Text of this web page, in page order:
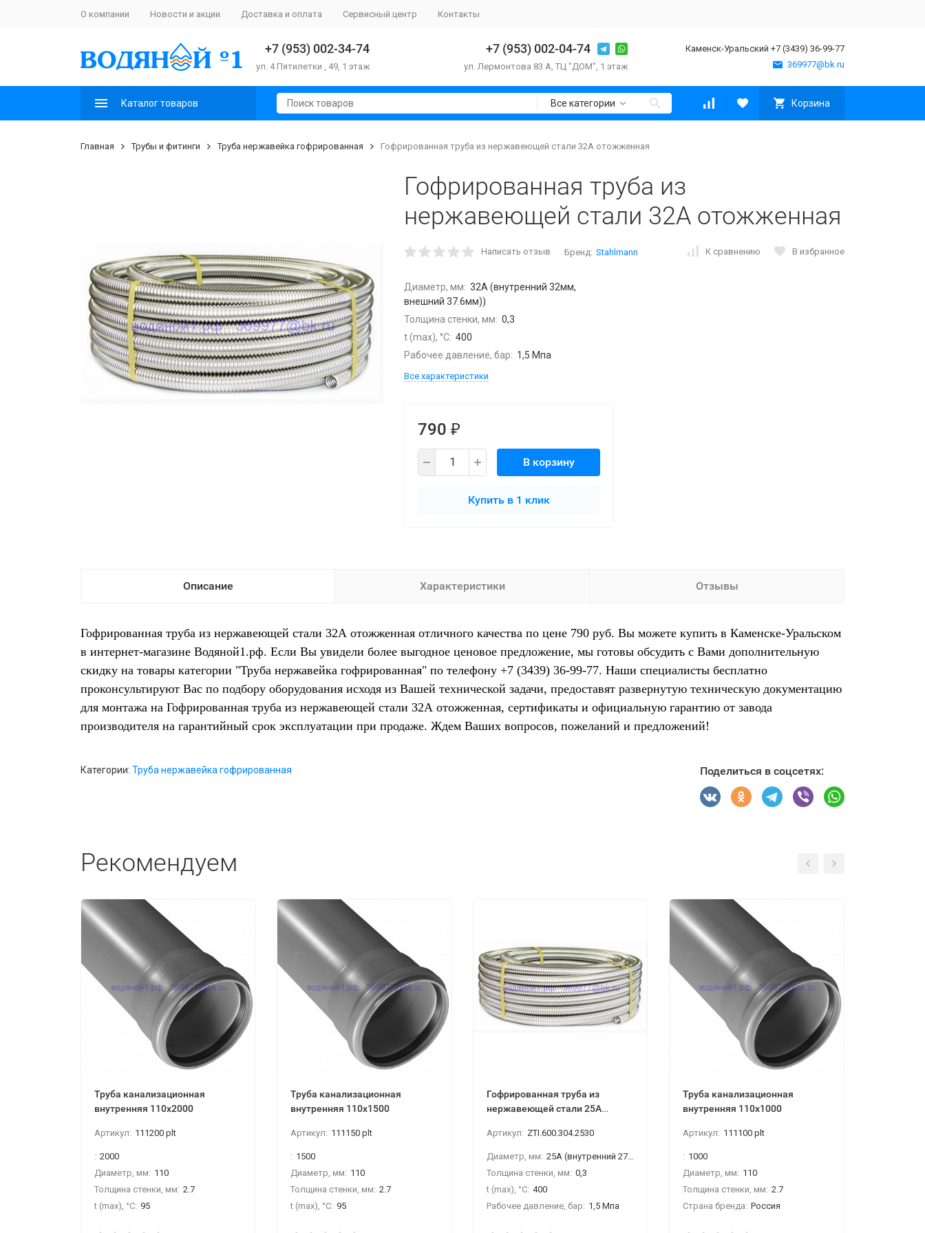
О компании Новости и акции Доставка и оплата Сервисный центр Контакты
+7 (953) 002-34-74
ул. 4 Пятилетки , 49, 1 этаж
+7 (953) 002-04-74
ул. Лермонтова 83 А, ТЦ "ДОМ", 1 этаж
Каменск-Уральский +7 (3439) 36-99-77
369977@bk.ru
Каталог товаров Все категории Корзина
Главная Трубы и фитинги Труба нержавейка гофрированная Гофрированная труба из нержавеющей стали 32А отожженная
Гофрированная труба из
нержавеющей стали 32А отожженная
Написать отзыв Бренд: Stahlmann К сравнению В избранное
Диаметр, мм: 32A (внутренний 32мм,
внешний 37.6мм))
Толщина стенки, мм: 0,3
t (max), °С: 400
Рабочее давление, бар: 1,5 Мпа
Все характеристики
790 ₽
В корзину
Купить в 1 клик
Описание Характеристики Отзывы
Гофрированная труба из нержавеющей стали 32А отожженная отличного качества по цене 790 руб. Вы можете купить в Каменске-Уральском
в интернет-магазине Водяной1.рф. Если Вы увидели более выгодное ценовое предложение, мы готовы обсудить с Вами дополнительную
скидку на товары категории "Труба нержавейка гофрированная" по телефону +7 (3439) 36-99-77. Наши специалисты бесплатно
проконсультируют Вас по подбору оборудования исходя из Вашей технической задачи, предоставят развернутую техническую документацию
для монтажа на Гофрированная труба из нержавеющей стали 32А отожженная, сертификаты и официальную гарантию от завода
производителя на гарантийный срок эксплуатации при продаже. Ждем Ваших вопросов, пожеланий и предложений!
Категории: Труба нержавейка гофрированная Поделиться в соцсетях:
Рекомендуем
Труба канализационная
внутренняя 110х2000
Артикул: 111200 plt
: 2000
Диаметр, мм: 110
Толщина стенки, мм: 2.7
t (max), °С: 95
Труба канализационная
внутренняя 110х1500
Артикул: 111150 plt
: 1500
Диаметр, мм: 110
Толщина стенки, мм: 2.7
t (max), °С: 95
Гофрированная труба из
нержавеющей стали 25А
Артикул: ZTI.600.304.2530
Диаметр, мм: 25A (внутренний 27мм, внешний 32мм)
Толщина стенки, мм: 0,3
t (max), °С: 400
Рабочее давление, бар: 1,5 Мпа
Труба канализационная
внутренняя 110х1000
Артикул: 111100 plt
: 1000
Диаметр, мм: 110
Толщина стенки, мм: 2.7
Страна бренда: Россия